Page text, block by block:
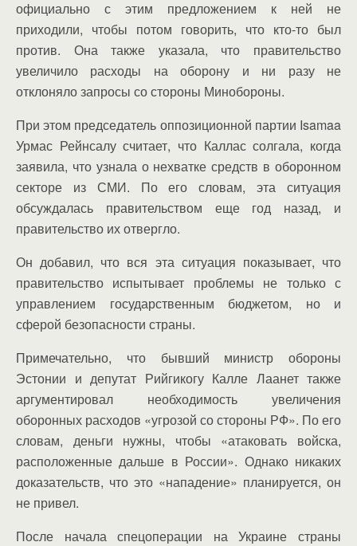
официально с этим предложением к ней не
приходили, чтобы потом говорить, что кто-то был
против. Она также указала, что правительство
увеличило расходы на оборону и ни разу не
отклоняло запросы со стороны Минобороны.
При этом председатель оппозиционной партии Isamaa
Урмас Рейнсалу считает, что Каллас солгала, когда
заявила, что узнала о нехватке средств в оборонном
секторе из СМИ. По его словам, эта ситуация
обсуждалась правительством еще год назад, и
правительство их отвергло.
Он добавил, что вся эта ситуация показывает, что
правительство испытывает проблемы не только с
управлением государственным бюджетом, но и
сферой безопасности страны.
Примечательно, что бывший министр обороны
Эстонии и депутат Рийгикогу Калле Лаанет также
аргументировал необходимость увеличения
оборонных расходов «угрозой со стороны РФ». По его
словам, деньги нужны, чтобы «атаковать войска,
расположенные дальше в России». Однако никаких
доказательств, что это «нападение» планируется, он
не привел.
После начала спецоперации на Украине страны